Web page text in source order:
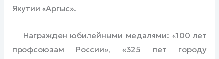
Якутии «Аргыс».
Награжден юбилейными медалями: «100 лет
профсоюзам России», «325 лет городу